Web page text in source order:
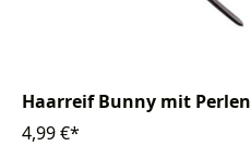
Haarreif Bunny mit Perlen
4,99 €*